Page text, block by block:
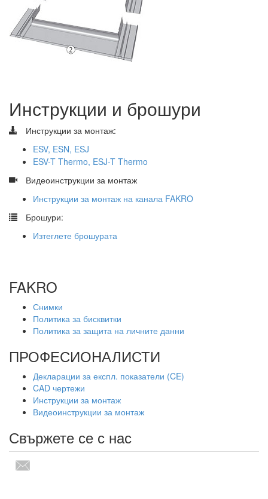
Инструкции и брошури
Инструкции за монтаж:
ESV, ESN, ESJ
ESV-T Thermo, ESJ-T Thermo
​Видеоинструкции за монтаж
Инструкции за монтаж на канала FAKRO
Брошури:
Изтеглете брошурата
FAKRO
Снимки
Политика за бисквитки
Политика за защита на личните данни
ПРОФЕСИОНАЛИСТИ
Декларации за експл. показатели (CE)
CAD чертежи
Инструкции за монтаж
Видеоинструкции за монтаж
Свържете се с нас